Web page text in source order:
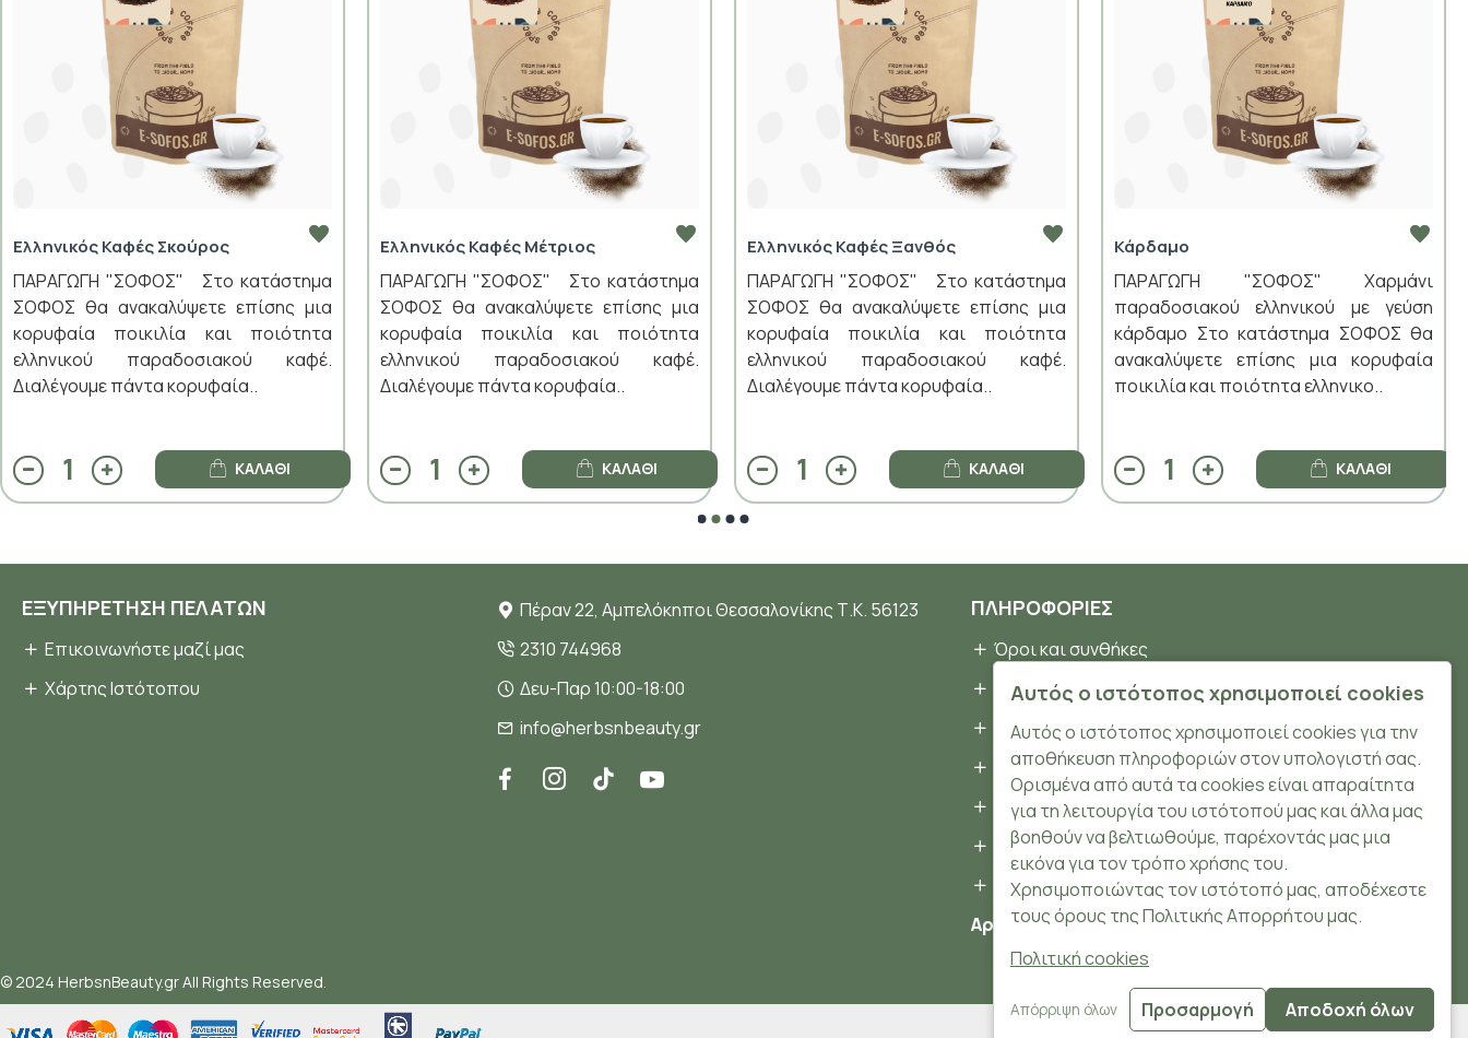
Ελληνικός Καφές Σκούρος
ΠΑΡΑΓΩΓΗ "ΣΟΦΟΣ" Στο κατάστημα
ΣΟΦΟΣ θα ανακαλύψετε επίσης μια
κορυφαία ποικιλία και ποιότητα
ελληνικού παραδοσιακού καφέ.
Διαλέγουμε πάντα κορυφαία..
ΚΑΛΆΘΙ
Ελληνικός Καφές Μέτριος
ΠΑΡΑΓΩΓΗ "ΣΟΦΟΣ" Στο κατάστημα
ΣΟΦΟΣ θα ανακαλύψετε επίσης μια
κορυφαία ποικιλία και ποιότητα
ελληνικού παραδοσιακού καφέ.
Διαλέγουμε πάντα κορυφαία..
ΚΑΛΆΘΙ
Ελληνικός Καφές Ξανθός
ΠΑΡΑΓΩΓΗ "ΣΟΦΟΣ" Στο κατάστημα
ΣΟΦΟΣ θα ανακαλύψετε επίσης μια
κορυφαία ποικιλία και ποιότητα
ελληνικού παραδοσιακού καφέ.
Διαλέγουμε πάντα κορυφαία..
ΚΑΛΆΘΙ
Κάρδαμο
ΠΑΡΑΓΩΓΗ "ΣΟΦΟΣ" Χαρμάνι
παραδοσιακού ελληνικού με γεύση
κάρδαμο Στο κατάστημα ΣΟΦΟΣ θα
ανακαλύψετε επίσης μια κορυφαία
ποικιλία και ποιότητα ελληνικο..
ΚΑΛΆΘΙ
ΕΞΥΠΗΡΈΤΗΣΗ ΠΕΛΑΤΏΝ
Επικοινωνήστε μαζί μας
Χάρτης Ιστότοπου
Πέραν 22, Αμπελόκηποι Θεσσαλονίκης Τ.Κ. 56123
2310 744968
Δευ-Παρ 10:00-18:00
info@herbsnbeauty.gr
ΠΛΗΡΟΦΟΡΊΕΣ
Όροι και συνθήκες
Προσωπικά δεδομένα
Ασφάλεια
Τρόποι Πληρωμής
Τρόποι Αποστολής
Επιστροφές Προϊόντων
Cookies
Αριθμός ΓΕΜΗ: 148204106000
© 2024 HerbsnBeauty.gr All Rights Reserved.
Αυτός ο ιστότοπος χρησιμοποιεί cookies
Αυτός ο ιστότοπος χρησιμοποιεί cookies για την
αποθήκευση πληροφοριών στον υπολογιστή σας.
Ορισμένα από αυτά τα cookies είναι απαραίτητα
για τη λειτουργία του ιστότοπού μας και άλλα μας
βοηθούν να βελτιωθούμε, παρέχοντάς μας μια
εικόνα για τον τρόπο χρήσης του.
Χρησιμοποιώντας τον ιστότοπό μας, αποδέχεστε
τους όρους της Πολιτικής Απορρήτου μας.
Πολιτική cookies
Απόρριψη όλων Προσαρμογή Αποδοχή όλων